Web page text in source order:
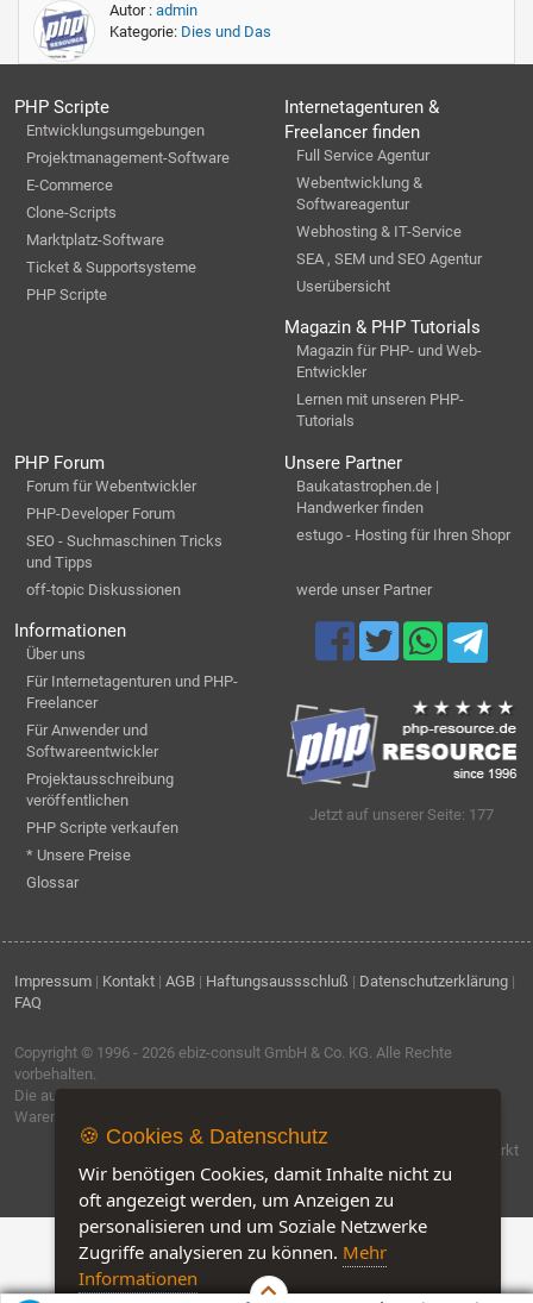
Autor : admin
Kategorie: Dies und Das
PHP Scripte
Entwicklungsumgebungen
Projektmanagement-Software
E-Commerce
Clone-Scripts
Marktplatz-Software
Ticket & Supportsysteme
PHP Scripte
Internetagenturen &
Freelancer finden
Full Service Agentur
Webentwicklung &
Softwareagentur
Webhosting & IT-Service
SEA , SEM und SEO Agentur
Userübersicht
Magazin & PHP Tutorials
Magazin für PHP- und Web-
Entwickler
Lernen mit unseren PHP-
Tutorials
PHP Forum
Forum für Webentwickler
PHP-Developer Forum
SEO - Suchmaschinen Tricks
und Tipps
off-topic Diskussionen
Unsere Partner
Baukatastrophen.de |
Handwerker finden
estugo - Hosting für Ihren Shopr
werde unser Partner
Informationen
Über uns
Für Internetagenturen und PHP-
Freelancer
Für Anwender und
Softwareentwickler
Projektausschreibung
veröffentlichen
PHP Scripte verkaufen
* Unsere Preise
Glossar
Jetzt auf unserer Seite: 177
Impressum | Kontakt | AGB | Haftungsaussschluß | Datenschutzerklärung |
FAQ
Copyright © 1996 - 2026 ebiz-consult GmbH & Co. KG . Alle Rechte
vorbehalten.
Die auf dieser Seite verwendeten Produktbezeichnungen, Namen und
Warenzeichen sind Eigentum der jeweiligen Firmen.
Software by IQ-Markt
🍪 Cookies & Datenschutz
Wir benötigen Cookies, damit Inhalte nicht zu
oft angezeigt werden, um Anzeigen zu
personalisieren und um Soziale Netzwerke
Zugriffe analysieren zu können. Mehr
Informationen